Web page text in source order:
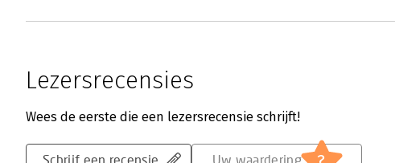
Lezersrecensies
Wees de eerste die een lezersrecensie schrijft!
Schrijf een recensie Uw waardering